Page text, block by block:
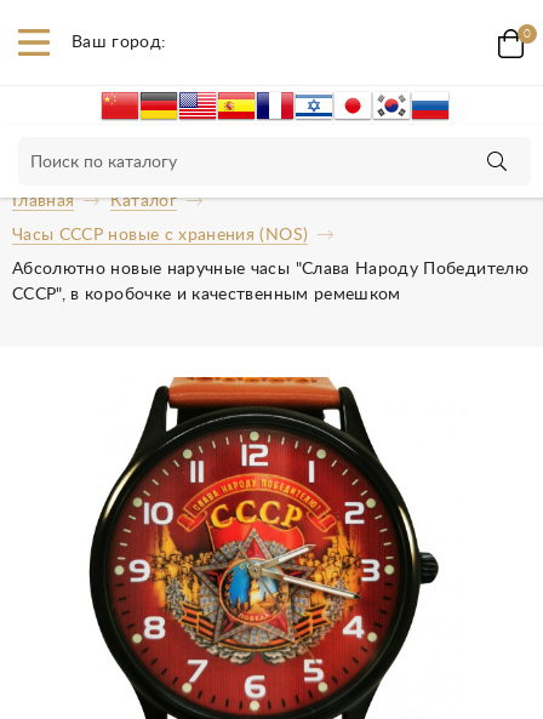
Ваш город: 0
Главная
Каталог
Часы СССР новые с хранения (NOS)
Абсолютно новые наручные часы "Слава Народу Победителю
СССР", в коробочке и качественным ремешком